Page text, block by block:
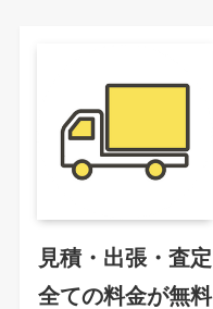
見積・出張・査定
全ての料金が無料